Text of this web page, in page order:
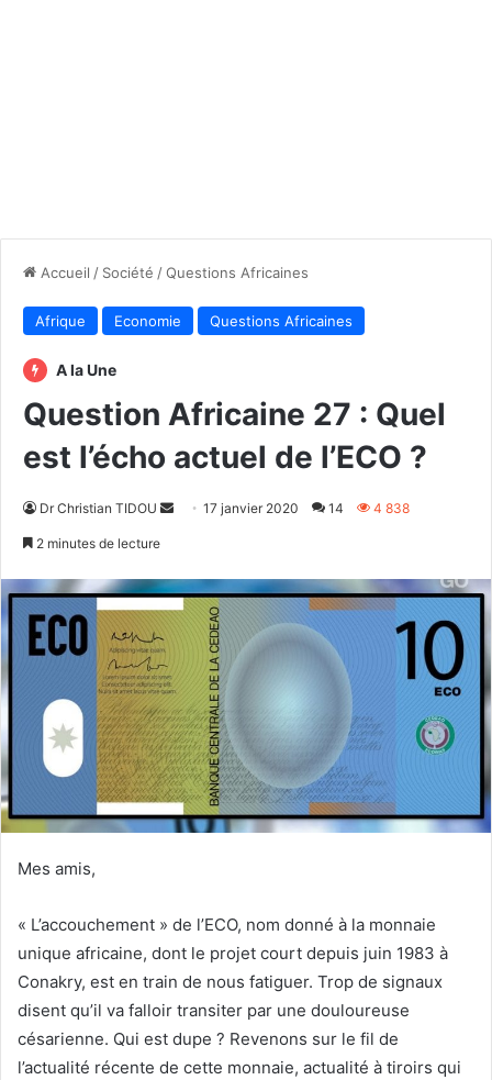
Accueil / Société /Questions Africaines
Afrique Economie Questions Africaines
A la Une
Question Africaine 27 : Quel
est l’écho actuel de l’ECO ?
Dr Christian TIDOU
Envoyer17 janvier 2020 14 4 838
2 minutes de lecture
Mes amis,
« L’accouchement » de l’ECO, nom donné à la monnaie
unique africaine, dont le projet court depuis juin 1983 à
Conakry, est en train de nous fatiguer. Trop de signaux
disent qu’il va falloir transiter par une douloureuse
césarienne. Qui est dupe ? Revenons sur le fil de
l’actualité récente de cette monnaie, actualité à tiroirs qui